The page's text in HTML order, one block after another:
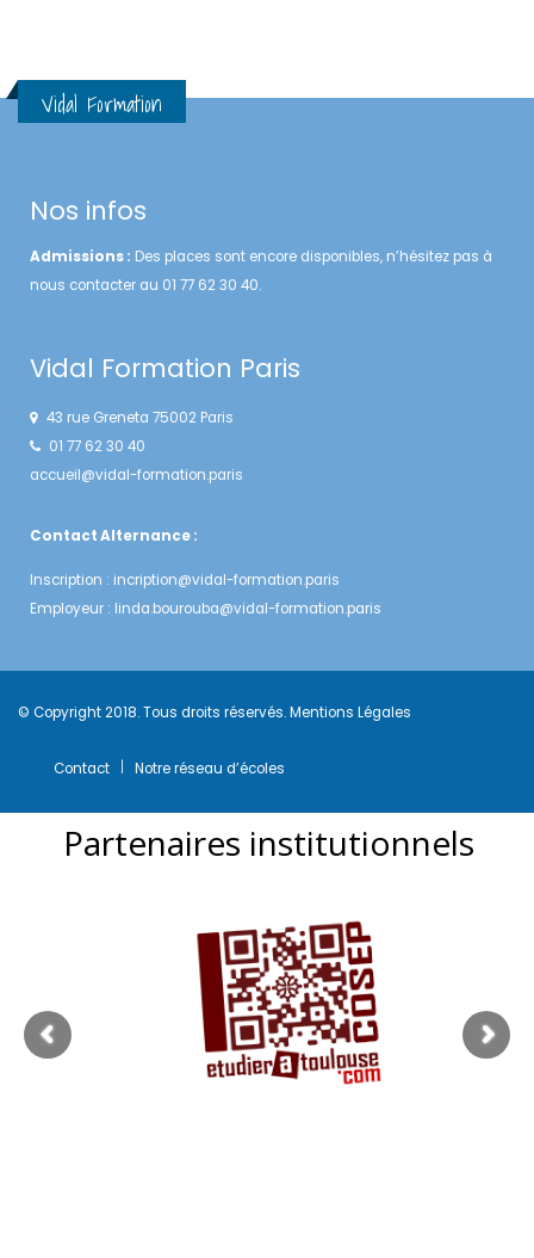
Vidal Formation
Nos infos
Admissions : Des places sont encore disponibles, n’hésitez pas à
nous contacter au 01 77 62 30 40.
Vidal Formation Paris
43 rue Greneta 75002 Paris
01 77 62 30 40
accueil@vidal-formation.paris
Contact Alternance :
Inscription : incription@vidal-formation.paris
Employeur : linda.bourouba@vidal-formation.paris
© Copyright 2018. Tous droits réservés.Mentions Légales
Contact Notre réseau d’écoles
Partenaires institutionnels